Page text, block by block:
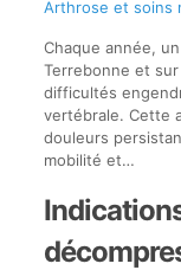
Arthrose et soins
Chaque année,
Terrebonne et
difficultés
vertébrale. Cette
douleurs
mobilité et…